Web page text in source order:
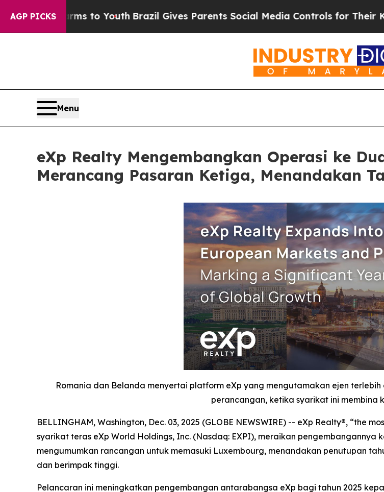
AGP PICKS
to YouthBrazil Gives Parents Social Media Controls for Their Kids. Should
Menu
eXp Realty Mengembangkan Operasi ke
Merancang Pasaran Ketiga, Menandakan
Romania dan Belanda menyertai platform eXp yang mengutamakan ejen
perancangan, ketika syarikat ini membina
BELLINGHAM, Washington, Dec. 03, 2025 (GLOBE NEWSWIRE) -- eXp Realty®,
syarikat teras eXp World Holdings, Inc. (Nasdaq: EXPI), meraikan
mengumumkan rancangan untuk memasuki Luxembourg, menandakan penutupan
dan berimpak tinggi.
Pelancaran ini meningkatkan pengembangan antarabangsa eXp bagi tahun 2025